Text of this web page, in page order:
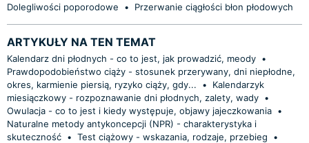
Dolegliwości poporodowe
• Przerwanie ciągłości błon płodowych
ARTYKUŁY NA TEN TEMAT
Kalendarz dni płodnych - co to jest, jak prowadzić, meody •
Prawdopodobieństwo ciąży - stosunek przerywany, dni niepłodne,
okres, karmienie piersią, ryzyko ciąży, gdy...
•
Kalendarzyk
miesiączkowy - rozpoznawanie dni płodnych, zalety, wady •
Owulacja - co to jest i kiedy występuje, objawy jajeczkowania •
Naturalne metody antykoncepcji (NPR) - charakterystyka i
skuteczność • Test ciążowy - wskazania, rodzaje, przebieg
•